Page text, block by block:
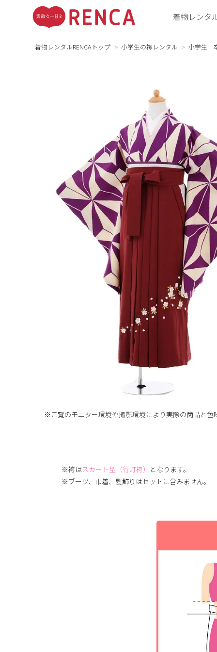
着物レンタ
着物レンタルRENCAトップ 小学生の袴レンタル 小学生
※ご覧のモニター環境や撮影環境により実際の商品と色
※袴はスカート型（行灯袴）
となります。
※ブーツ、巾着、髪飾りはセットに含みません。